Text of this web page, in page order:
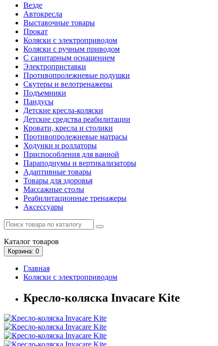
Везде
Автокресла
Выставочные товары
Прокат
Коляски с электроприводом
Коляски с ручным приводом
С санитарным оснащением
Электроприставки
Противопролежневые подушки
Скутеры и велотренажеры
Подъемники
Пандусы
Детские кресла-коляски
Детские средства реабилитации
Кровати, кресла и столики
Противопролежневые матрасы
Ходунки и роллаторы
Приспособления для ванной
Параподиумы и вертикализаторы
Адаптивные товары
Товары для здоровья
Массажные столы
Реабилитационные тренажеры
Аксессуары
Каталог товаров
Корзина: 0
Главная
Коляски с электроприводом
Кресло-коляска Invacare Kite